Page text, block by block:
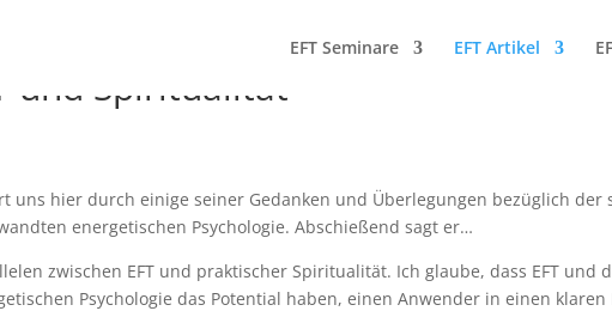
EFT Seminare EFT Artikel
und Spiritualität
uns hier durch einige seiner Gedanken und Überlegungen bezüglich der
energetischen Psychologie. Abschießend sagt er…
zwischen EFT und praktischer Spiritualität. Ich glaube, dass EFT und
Psychologie das Potential haben, einen Anwender in einen klaren